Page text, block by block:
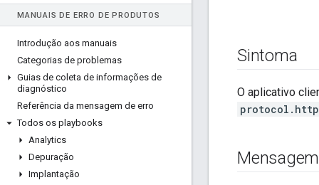
MANUAIS DE ERRO DE PRODUTOS
Introdução aos manuais
Categorias de problemas
Guias de coleta de informações de
diagnóstico
Referência da mensagem de erro
Todos os playbooks
Analytics
Depuração
Implantação
Sintoma
O aplicativo